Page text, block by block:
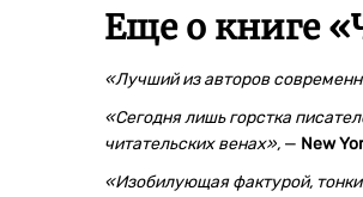
Еще о книге «
«Лучший из авторов
«Сегодня лишь горстка
читательских венах», — New
«Изобилующая фактурой,